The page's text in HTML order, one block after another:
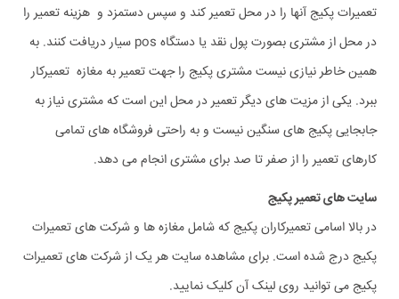
تعمیرات پکیج آنها را در محل تعمیر کند و سپس دستمزد و هزینه تعمیر را
در محل از مشتری بصورت پول نقد یا دستگاه pos سیار دریافت کنند. به
همین خاطر نیازی نیست مشتری پکیج را جهت تعمیر به مغازه تعمیرکار
ببرد. یکی از مزیت های دیگر تعمیر در محل این است که مشتری نیاز به
جابجایی پکیج های سنگین نیست و به راحتی فروشگاه های تمامی
کارهای تعمیر را از صفر تا صد برای مشتری انجام می دهد.
سایت های تعمیر پکیج
در بالا اسامی تعمیرکاران پکیج که شامل مغازه ها و شرکت های تعمیرات
پکیج درج شده است. برای مشاهده سایت هر یک از شرکت های تعمیرات
پکیج می توانید روی لینک آن کلیک نمایید.